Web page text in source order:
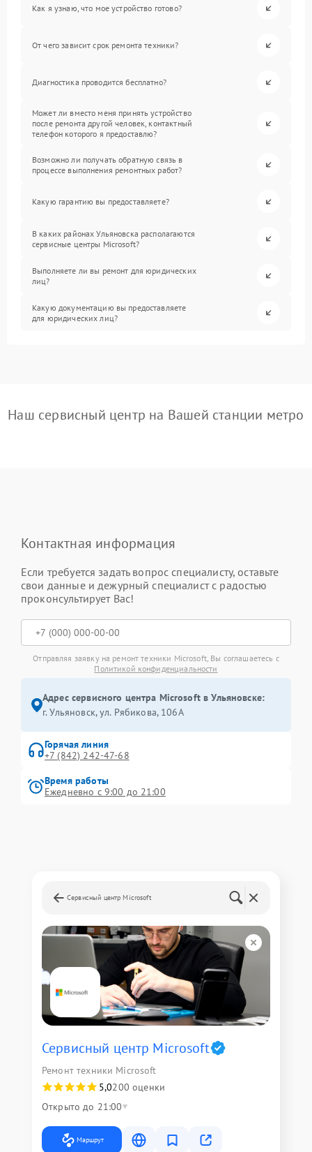
Как я узнаю, что мое устройство готово?
От чего зависит срок ремонта техники?
Диагностика проводится бесплатно?
Может ли вместо меня принять устройство
после ремонта другой человек, контактный
телефон которого я предоставлю?
Возможно ли получать обратную связь в
процессе выполнения ремонтных работ?
Какую гарантию вы предоставляете?
В каких районах Ульяновска располагаются
сервисные центры Microsoft?
Выполняете ли вы ремонт для юридических
лиц?
Какую документацию вы предоставляете
для юридических лиц?
Наш сервисный центр на Вашей станции метро
Контактная информация
Если требуется задать вопрос специалисту, оставьте
свои данные и дежурный специалист с радостью
проконсультирует Вас!
Отправляя заявку на ремонт техники Microsoft, Вы соглашаетесь с
Политикой конфиденциальности
Адрес сервисного центра Microsoft в Ульяновске:
г. Ульяновск, ул. Рябикова, 106А
Горячая линия
+7 (842) 242-47-68
Время работы
Ежедневно с 9:00 до 21:00
Сервисный центр Microsoft
Сервисный центр Microsoft
Ремонт техники Microsoft
5,0200 оценки
Открыто до 21:00
Маршрут